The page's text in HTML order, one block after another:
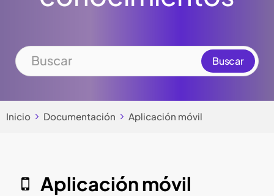
Inicio Documentación Aplicación móvil
Aplicación móvil